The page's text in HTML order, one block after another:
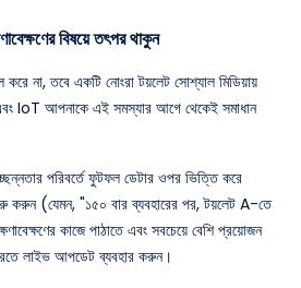
বিষয়ে তৎপর থাকুন
না, তবে একটি নোংরা টয়লেট সোশ্যাল মিডিয়ায়
এবং IoT আপনাকে এই সমস্যার আগে থেকেই সমাধান
পরিবর্তে ফুটফল ডেটার ওপর ভিত্তি করে
করুন (যেমন, "১৫০ বার ব্যবহারের পর, টয়লেট A-তে
কাজে পাঠাতে এবং সবচেয়ে বেশি প্রয়োজন
লাইভ আপডেট ব্যবহার করুন।